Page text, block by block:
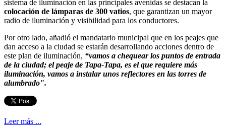
sistema de iluminación en las principales avenidas se destacan la
colocación de lámparas de 300 vatios, que garantizan un mayor
radio de iluminación y visibilidad para los conductores.
Por otro lado, añadió el mandatario municipal que en los peajes que
dan acceso a la ciudad se estarán desarrollando acciones dentro de
este plan de iluminación, “vamos a chequear los puntos de entrada
de la ciudad; el peaje de Tapa-Tapa, es el que requiere más
iluminación, vamos a instalar unos reflectores en las torres de
alumbrado".
Leer más ...